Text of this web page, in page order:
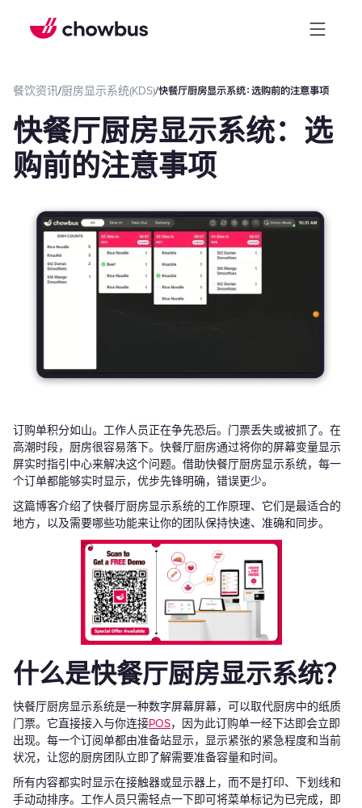
餐饮资讯/厨房显示系统(KDS)/快餐厅厨房显示系统：选购前的注意事项
快餐厅厨房显示系统：选
购前的注意事项
订购单积分如山。工作人员正在争先恐后。门票丢失或被抓了。在
高潮时段，厨房很容易落下。快餐厅厨房通过将你的屏幕变量显示
屏实时指引中心来解决这个问题。借助快餐厅厨房显示系统，每一
个订单都能够实时显示，优步先锋明确，错误更少。
这篇博客介绍了快餐厅厨房显示系统的工作原理、它们是最适合的
地方，以及需要哪些功能来让你的团队保持快速、准确和同步。
什么是快餐厅厨房显示系统？
快餐厅厨房显示系统是一种数字屏幕屏幕，可以取代厨房中的纸质
门票。它直接接入与你连接POS，因为此订购单一经下达即会立即
出现。每一个订阅单都由准备站显示，显示紧张的紧急程度和当前
状况，让您的厨房团队立即了解需要准备容量和时间。
所有内容都实时显示在接触器或显示器上，而不是打印、下划线和
手动动排序。工作人员只需轻点一下即可将菜单标记为已完成，即